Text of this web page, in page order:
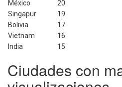
México
20
Singapur
19
Bolivia
17
Vietnam
16
India
15
Ciudades con